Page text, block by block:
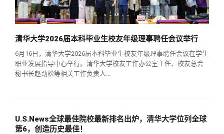
清华大学2026届本科毕业生校友年级理事聘任会议举行
6月16日，清华大学2026届本科毕业生校友年级理事聘任会议在学生
职业发展指导中心举行。清华大学校友工作办公室主任、校友总会
秘书长赵劲松等相关工作负责人...
U.S.News全球最佳院校最新排名出炉，清华大学位列全球
第6，创造历史最佳！